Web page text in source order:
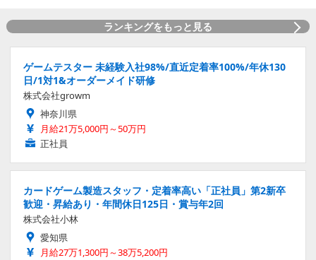
ランキングをもっと見る
ゲームテスター 未経験入社98%/直近定着率100%/年休130
日/1対1&オーダーメイド研修
株式会社growm
神奈川県
月給21万5,000円～50万円
正社員
カードゲーム製造スタッフ・定着率高い「正社員」第2新卒
歓迎・昇給あり・年間休日125日・賞与年2回
株式会社小林
愛知県
月給27万1,300円～38万5,200円